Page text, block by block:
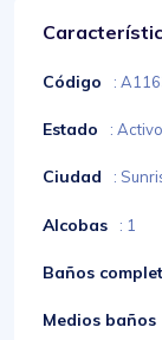
Código :
Estado : Activo
Ciudad :
Alcobas : 1
Baños
Medios baños